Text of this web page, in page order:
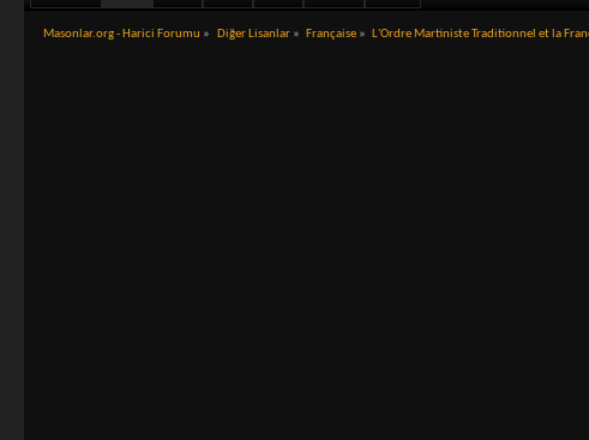
Masonlar.org - Harici Forumu » Diğer Lisanlar» Française » L'Ordre Martiniste Traditionnel et la